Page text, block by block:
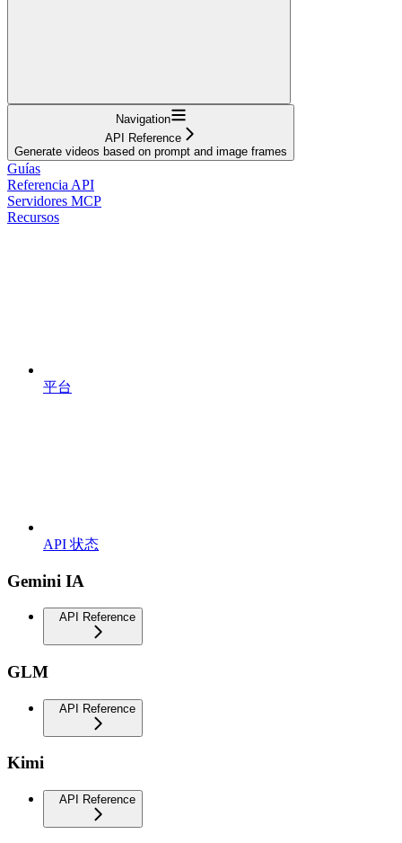
Navigation
API Reference
Generate videos based on prompt and image frames
Guías
Referencia API
Servidores MCP
Recursos
平台
API 状态
Gemini IA
API Reference
GLM
API Reference
Kimi
API Reference